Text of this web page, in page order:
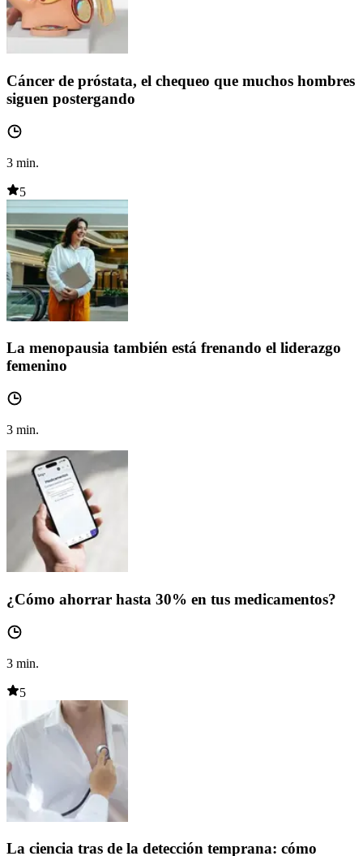
Cáncer de próstata, el chequeo que muchos hombres
siguen postergando
3 min.
5
La menopausia también está frenando el liderazgo
femenino
3 min.
¿Cómo ahorrar hasta 30% en tus medicamentos?
3 min.
5
La ciencia tras de la detección temprana: cómo